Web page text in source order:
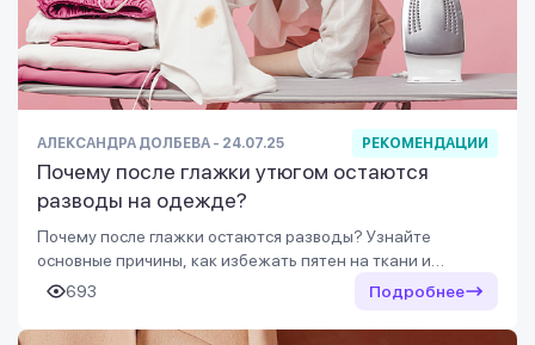
АЛЕКСАНДРА ДОЛБЕВА - 24.07.25 РЕКОМЕНДАЦИИ
Почему после глажки утюгом остаются
разводы на одежде?
Почему после глажки остаются разводы? Узнайте
основные причины, как избежать пятен на ткани и
правильно ухаживать за утюгом.
693 Подробнее